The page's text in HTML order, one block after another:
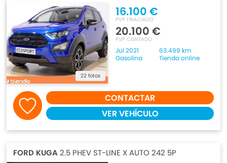
22 fotos
16.100 €
PVP FINACIADO
20.100 €
PVP CONTADO
Jul 2021
63.499 km
Gasolina
Tienda online
CONTACTAR
VER VEHÍCULO
FORD KUGA2.5 PHEV ST-LINE X AUTO 242 5P